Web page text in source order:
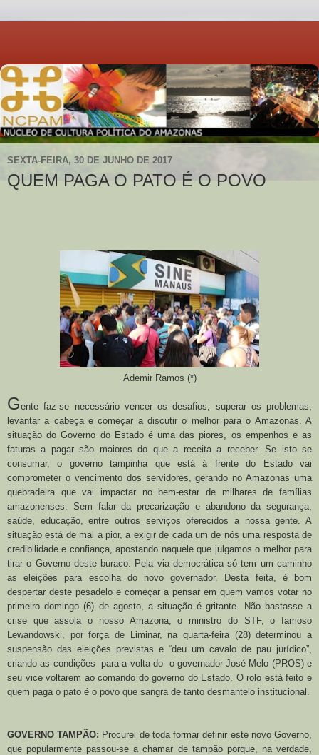
SEXTA-FEIRA, 30 DE JUNHO DE 2017
QUEM PAGA O PATO É O POVO
Ademir Ramos (*)
Gente faz-se necessário vencer os desafios, superar os problemas,
levantar a cabeça e começar a discutir o melhor para o Amazonas. A
situação do Governo do Estado é uma das piores, os empenhos e as
faturas a pagar são maiores do que a receita a receber. Se isto se
consumar, o governo tampinha que está à frente do Estado vai
comprometer o vencimento dos servidores, gerando no Amazonas uma
quebradeira que vai impactar no bem-estar de milhares de famílias
amazonenses. Sem falar da precarização e abandono da segurança,
saúde, educação, entre outros serviços oferecidos a nossa gente. A
situação está de mal a pior, a exigir de cada um de nós uma resposta de
credibilidade e confiança, apostando naquele que julgamos o melhor para
tirar o Governo deste buraco. Pela via democrática só tem um caminho
as eleições para escolha do novo governador. Desta feita, é bom
despertar deste pesadelo e começar a pensar em quem vamos votar no
primeiro domingo (6) de agosto, a situação é gritante. Não bastasse a
crise que assola o nosso Amazona, o ministro do STF, o famoso
Lewandowski, por força de Liminar, na quarta-feira (28) determinou a
suspensão das eleições previstas e “deu um cavalo de pau jurídico”,
criando as condições para a volta do o governador José Melo (PROS) e
seu vice voltarem ao comando do governo do Estado. O rolo está feito e
quem paga o pato é o povo que sangra de tanto desmantelo institucional.
GOVERNO TAMPÃO: Procurei de toda formar definir este novo Governo,
que popularmente passou-se a chamar de tampão porque, na verdade,